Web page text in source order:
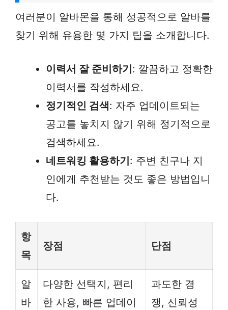
여러분이 알바몬을 통해 성공적으로 알바를
찾기 위해 유용한 몇 가지 팁을 소개합니다.
이력서 잘 준비하기: 깔끔하고 정확한
이력서를 작성하세요.
정기적인 검색: 자주 업데이트되는
공고를 놓치지 않기 위해 정기적으로
검색하세요.
네트워킹 활용하기: 주변 친구나 지
인에게 추천받는 것도 좋은 방법입니
다.
항
목
장점 단점
알
바
다양한 선택지, 편리
한 사용, 빠른 업데이
과도한 경
쟁, 신뢰성